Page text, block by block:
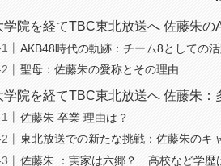
学院を経てTBC東北放送へ 佐藤朱の
AKB48時代の軌跡：チーム8としての
聖母：佐藤朱の愛称とその理由
学院を経てTBC東北放送へ 佐藤朱：
佐藤朱 卒業 理由は？
東北放送での新たな挑戦：佐藤朱のキ
佐藤朱 ：実家は六郷？ 高校など学歴